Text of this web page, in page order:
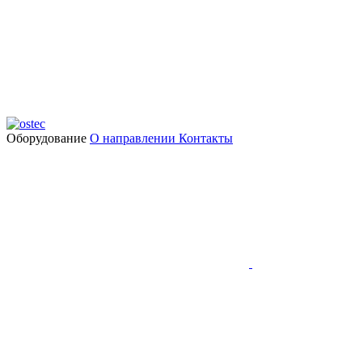
Оборудование О направлении Контакты